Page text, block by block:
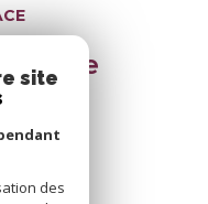
site
des